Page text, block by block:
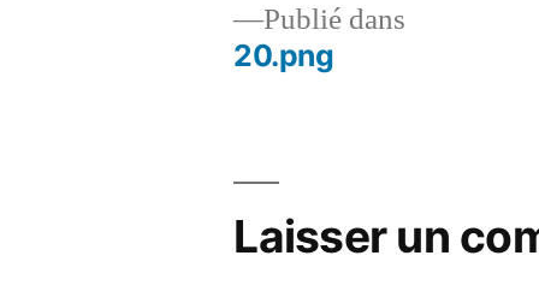
Publié dans
20.png
Laisser un